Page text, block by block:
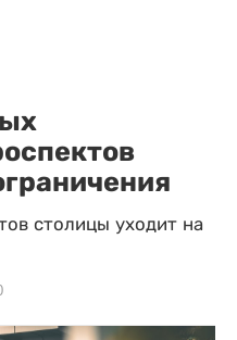
столицы уходит на